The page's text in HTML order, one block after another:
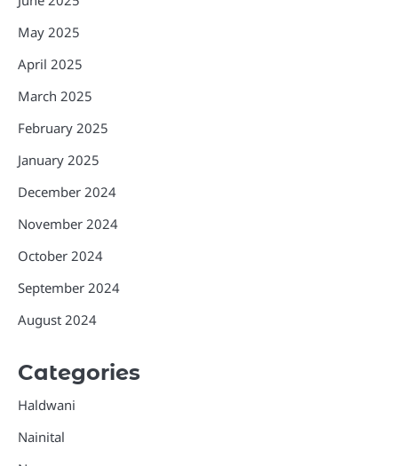
May 2025
April 2025
March 2025
February 2025
January 2025
December 2024
November 2024
October 2024
September 2024
August 2024
Categories
Haldwani
Nainital